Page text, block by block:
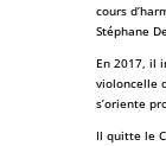
cours
Stéphane
En 2017, il
violoncelle
s’oriente
Il quitte le